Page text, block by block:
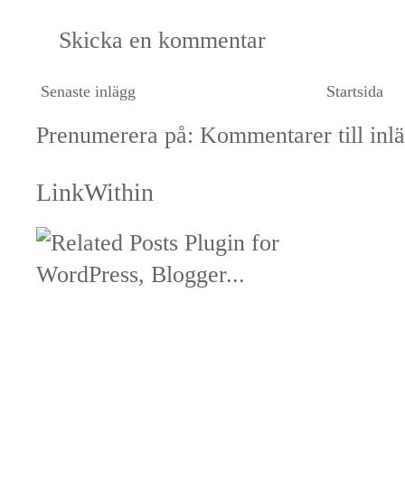
Skicka en kommentar
Senaste inlägg Startsida
Prenumerera på: Kommentarer till
LinkWithin